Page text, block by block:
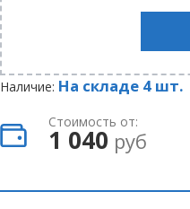
Наличие: На складе 4 шт.
Стоимость от:
1 040 руб